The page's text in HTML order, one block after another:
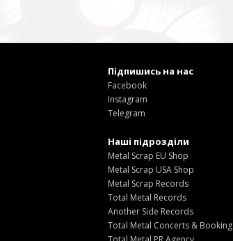
Підпишись на нас
Facebook
Instagram
Telegram
Наші підрозділи
Metal Scrap EU Shop
Metal Scrap USA Shop
Metal Scrap Records
Total Metal Records
Another Side Records
Total Metal Concerts & Booking